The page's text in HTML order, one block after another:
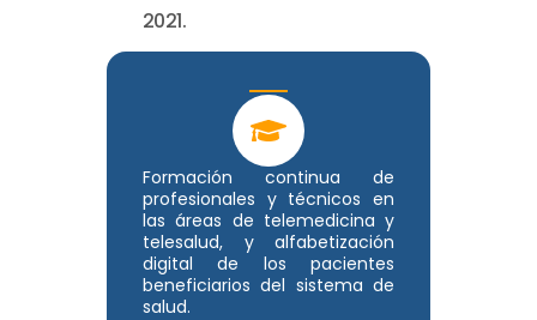
Formación continua de
profesionales y técnicos en
las áreas de telemedicina y
telesalud, y alfabetización
digital de los pacientes
beneficiarios del sistema de
salud.
2021.